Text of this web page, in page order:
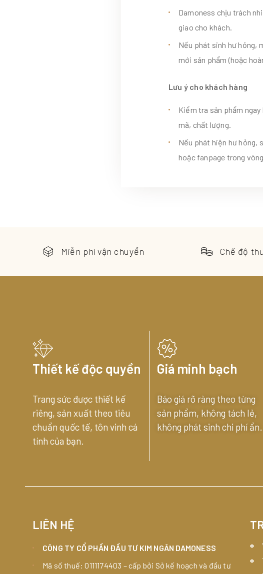
Damoness chịu trách
giao cho khách.
Nếu phát sinh hư hỏng,
mới sản phẩm (hoặc
Lưu ý cho khách hàng
Kiểm tra sản phẩm
mã, chất lượng.
Nếu phát hiện hư hỏng,
hoặc fanpage trong
Miễn phí vận chuyển Chế độ
Thiết kế độc quyền
Trang sức được thiết kế
riêng, sản xuất theo tiêu
chuẩn quốc tế, tôn vinh cá
tính của bạn.
Giá minh bạch
Báo giá rõ ràng theo từng
sản phẩm, không tách lẻ,
không phát sinh chi phí ẩn.
LIÊN HỆ
CÔNG TY CỔ PHẦN ĐẦU TƯ KIM NGÂN DAMONESS
Mã số thuế: 0111174403 – cấp bởi Sở kế hoạch và đầu tư